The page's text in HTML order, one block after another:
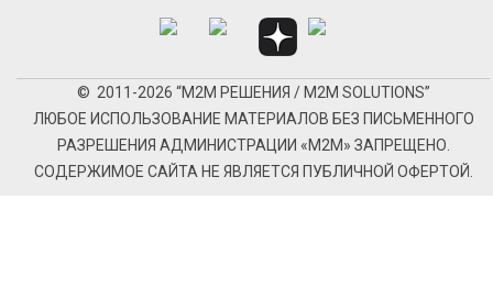
© 2011-2026 “М2М РЕШЕНИЯ / M2M SOLUTIONS”
ЛЮБОЕ ИСПОЛЬЗОВАНИЕ МАТЕРИАЛОВ БЕЗ ПИСЬМЕННОГО
РАЗРЕШЕНИЯ АДМИНИСТРАЦИИ «М2М» ЗАПРЕЩЕНО.
СОДЕРЖИМОЕ САЙТА НЕ ЯВЛЯЕТСЯ ПУБЛИЧНОЙ ОФЕРТОЙ.